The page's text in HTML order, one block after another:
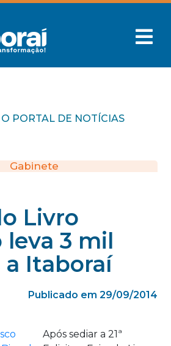
PORTAL DE NOTÍCIAS
Gabinete
Livro
leva 3 mil
a Itaboraí
Publicado em 29/09/2014
Após sediar a 21ª